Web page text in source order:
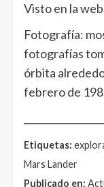
Visto en la
Fotografía:
fotografías
órbita
febrero de
Etiquetas:
Mars Lander
Publicado en: